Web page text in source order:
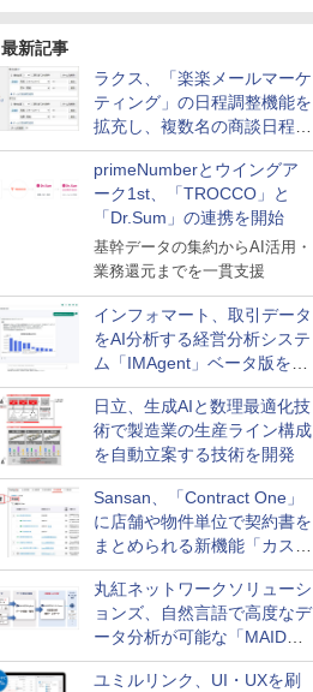
最新記事
ラクス、「楽楽メールマーケ
ティング」の日程調整機能を
拡充し、複数名の商談日程調
整を効率化
primeNumberとウイングア
ーク1st、「TROCCO」と
「Dr.Sum」の連携を開始
基幹データの集約からAI活用・
業務還元までを一貫支援
インフォマート、取引データ
をAI分析する経営分析システ
ム「IMAgent」ベータ版を提
供
日立、生成AIと数理最適化技
術で製造業の生産ライン構成
を自動立案する技術を開発
Sansan、「Contract One」
に店舗や物件単位で契約書を
まとめられる新機能「カスタ
ム契約ツリー」を追加
丸紅ネットワークソリューシ
ョンズ、自然言語で高度なデ
ータ分析が可能な「MAIDOA
AI ASSIST」を9月より提供
ユミルリンク、UI・UXを刷